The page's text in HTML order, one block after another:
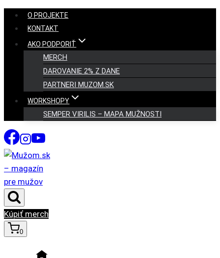
Skip
content
O PROJEKTE
KONTAKT
AKO PODPORIŤ
MERCH
DAROVANIE 2% Z DANE
PARTNERI MUZOM.SK
WORKSHOPY
SEMPER VIRILIS – MAPA MUŽNOSTI
Kúpiť merch
0